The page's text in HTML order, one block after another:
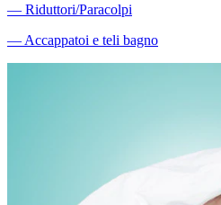
― Riduttori/Paracolpi
―Accappatoi e teli bagno